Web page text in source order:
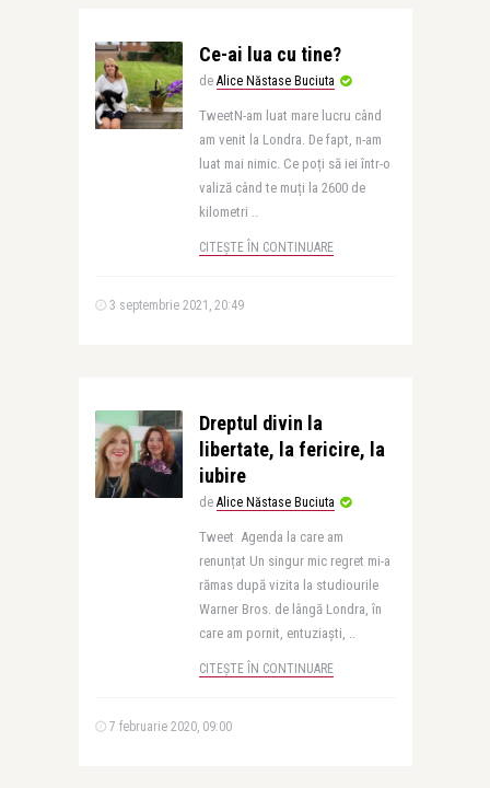
Ce-ai lua cu tine?
de Alice Năstase Buciuta
TweetN-am luat mare lucru când
am venit la Londra. De fapt, n-am
luat mai nimic. Ce poți să iei într-o
valiză când te muți la 2600 de
kilometri ..
CITEȘTE ÎN CONTINUARE
3 septembrie 2021, 20:49
Dreptul divin la
libertate, la fericire, la
iubire
de Alice Năstase Buciuta
Tweet Agenda la care am
renunțat Un singur mic regret mi-a
rămas după vizita la studiourile
Warner Bros. de lângă Londra, în
care am pornit, entuziaști, ..
CITEȘTE ÎN CONTINUARE
7 februarie 2020, 09:00